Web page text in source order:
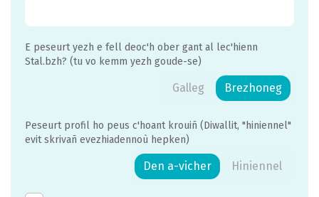
E peseurt yezh e fell deoc'h ober gant al lec'hienn
Stal.bzh? (tu vo kemm yezh goude-se)
Galleg Brezhoneg
Peseurt profil ho peus c'hoant krouiñ (Diwallit, "hiniennel"
evit skrivañ evezhiadennoù hepken)
Den a-vicher Hiniennel